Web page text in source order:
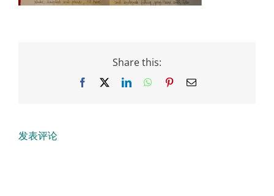
Share this:
Facebook LinkedInWhatsApp
PinterestEmail
发表评论